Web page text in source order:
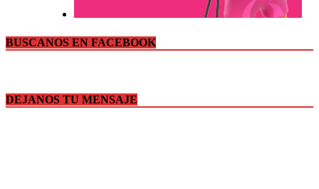
BUSCANOS EN FACEBOOK
DEJANOS TU MENSAJE